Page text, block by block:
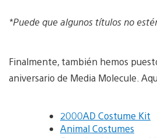
*Puede que algunos títulos no
Finalmente, también hemos
aniversario de Media Molecule.
2000AD Costume Kit
Animal Costumes